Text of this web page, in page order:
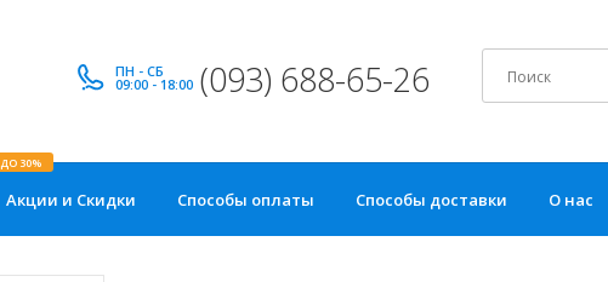
ПН - СБ
09:00 - 18:00 (093) 688-65-26
Акции и Скидки
ДО 30%
Способы оплаты Способы доставки О нас